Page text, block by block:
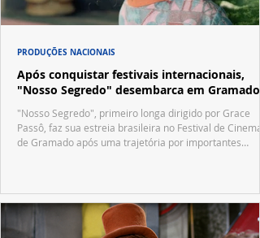
Após conquistar festivais internacionais,
"Nosso Segredo" desembarca em Gramado
"Nosso Segredo", primeiro longa dirigido por Grace
Passô, faz sua estreia brasileira no Festival de Cinema
de Gramado após uma trajetória por importantes
PRODUÇÕES NACIONAIS